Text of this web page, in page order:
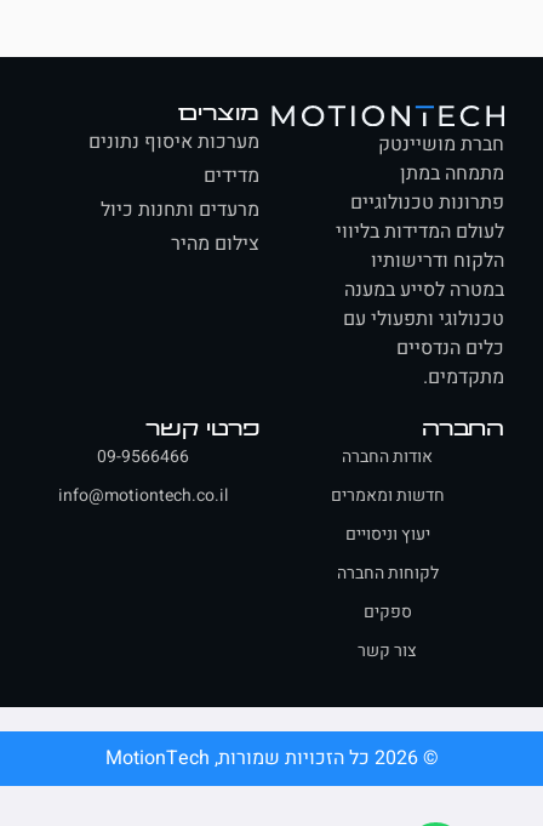
מושיינטק
במתן
טכנולוגיים
המדידות בליווי
ודרישותיו
לסייע במענה
ותפעולי עם
הנדסיים
מוצרים
מערכות איסוף נתונים
מרעדים ותחנות כיול
צילום מהיר
אודות החברה
חדשות ומאמרים
יעוץ וניסויים
לקוחות החברה
פרטי קשר
09-9566466
info@motiontech.co.il